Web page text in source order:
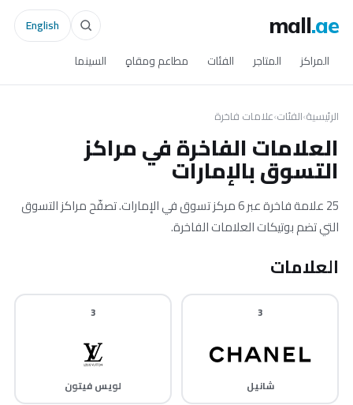
mall.ae
المراكز المتاجر الفئات مطاعم ومقاهٍ السينما
English
الرئيسية›الفئات›علامات فاخرة
العلامات الفاخرة في مراكز
التسوق بالإمارات
25 علامة فاخرة عبر 6 مركز تسوق في الإمارات. تصفّح مراكز التسوق
التي تضم بوتيكات العلامات الفاخرة.
العلامات
3
شانيل
3
لويس فيتون